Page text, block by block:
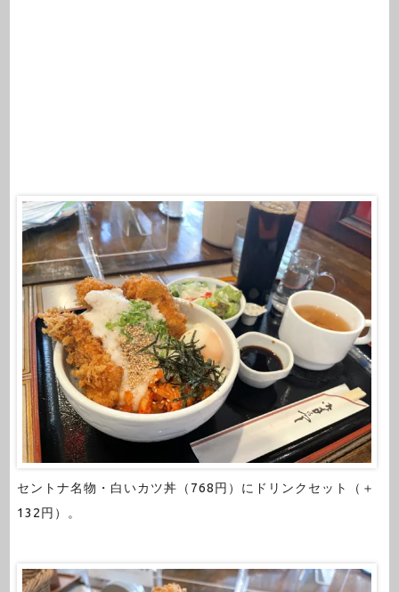
セントナ名物・白いカツ丼（768円）にドリンクセット（＋
132円）。